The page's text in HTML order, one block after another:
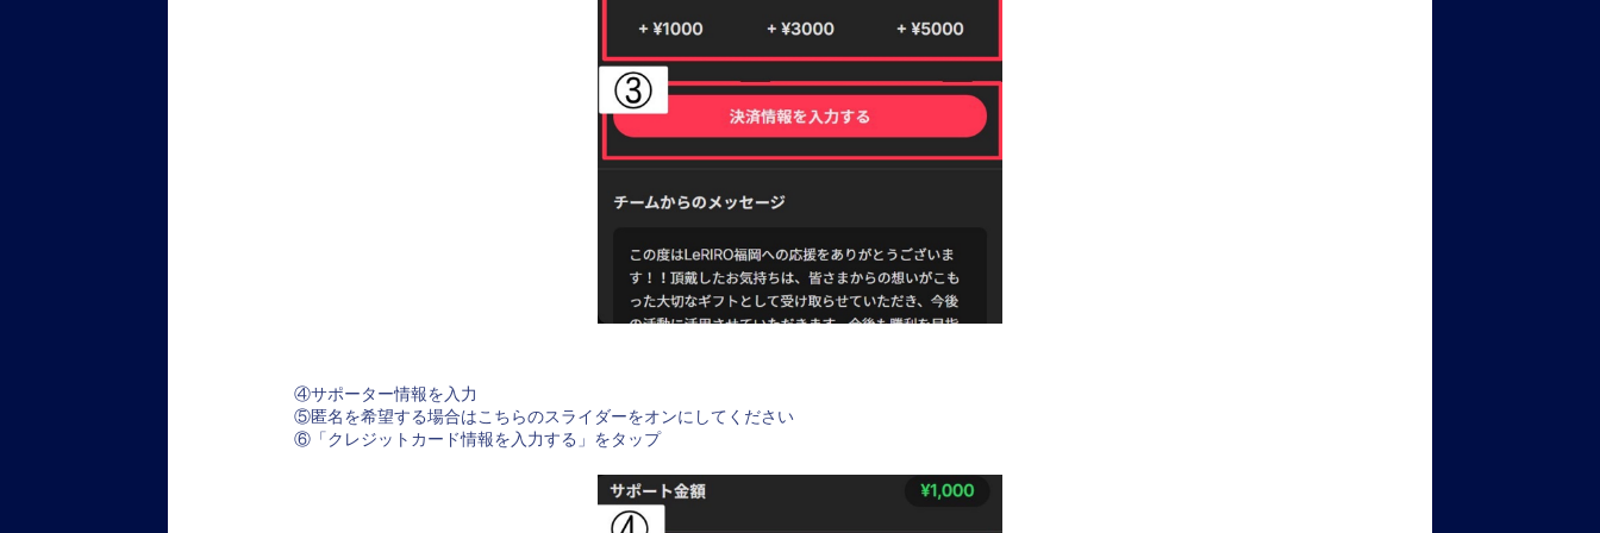
④サポーター情報を入力
⑤匿名を希望する場合はこちらのスライダーをオンにしてください
⑥「クレジットカード情報を入力する」をタップ